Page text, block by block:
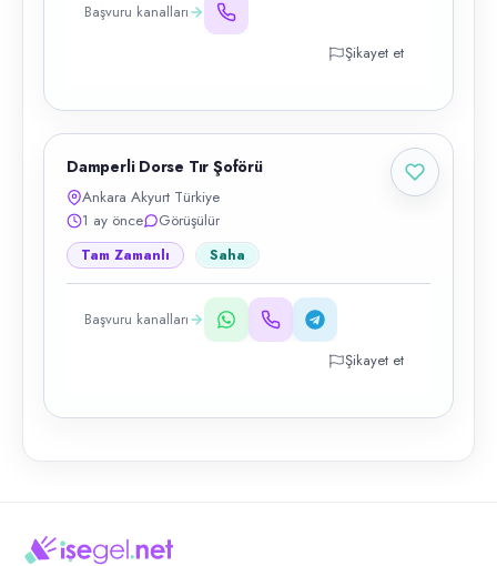
Başvuru kanalları
Şikayet et
Damperli Dorse Tır Şoförü
Ankara Akyurt Türkiye
1 ay önce
Görüşülür
Tam Zamanlı Saha
Başvuru kanalları
Şikayet et